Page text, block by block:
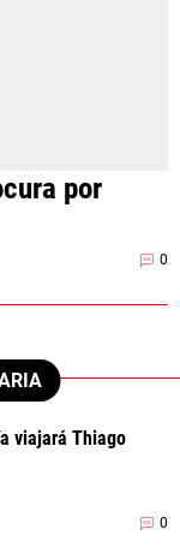
por
0
viajará Thiago
0